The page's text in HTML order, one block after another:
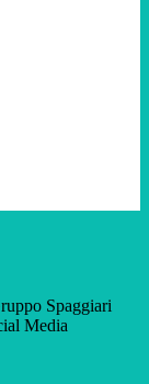
Spaggiari
Media